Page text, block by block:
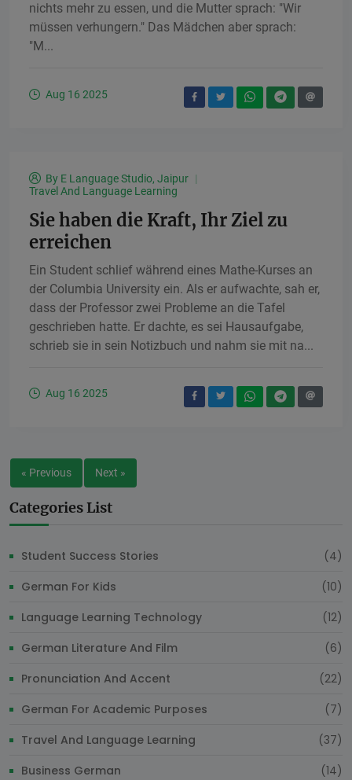
nichts mehr zu essen, und die Mutter sprach: "Wir
müssen verhungern." Das Mädchen aber sprach:
"M...
Aug 16 2025
By E Language Studio, Jaipur
Travel And Language Learning
Sie haben die Kraft, Ihr Ziel zu
erreichen
Ein Student schlief während eines Mathe-Kurses an
der Columbia University ein. Als er aufwachte, sah er,
dass der Professor zwei Probleme an die Tafel
geschrieben hatte. Er dachte, es sei Hausaufgabe,
schrieb sie in sein Notizbuch und nahm sie mit na...
Aug 16 2025
« Previous Next »
Categories List
Student Success Stories
(4)
German For Kids
(10)
Language Learning Technology
(12)
German Literature And Film
(6)
Pronunciation And Accent
(22)
German For Academic Purposes
(7)
Travel And Language Learning
(37)
Business German
(14)